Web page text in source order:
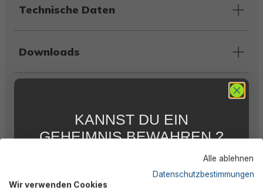
Technische Daten
Downloads
Herstellerinformation
Alle ablehnen
Datenschutzbestimmungen
Wir verwenden Cookies
KANNST DU EIN
GEHEIMNIS BEWAHREN ?
FÜR DICH